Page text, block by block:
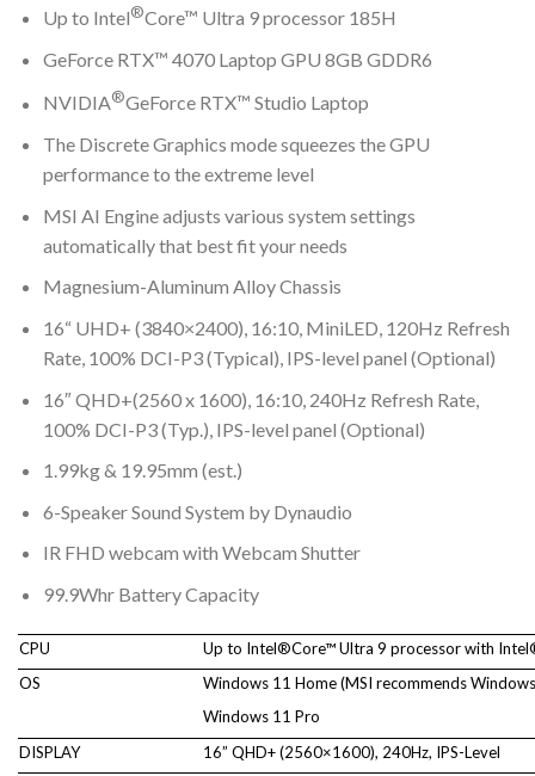
Up to Intel®Core™ Ultra 9 processor 185H
GeForce RTX™ 4070 Laptop GPU 8GB GDDR6
NVIDIA®GeForce RTX™ Studio Laptop
The Discrete Graphics mode squeezes the GPU
performance to the extreme level
MSI AI Engine adjusts various system settings
automatically that best fit your needs
Magnesium-Aluminum Alloy Chassis
16“ UHD+ (3840×2400), 16:10, MiniLED, 120Hz Refresh
Rate, 100% DCI-P3 (Typical), IPS-level panel (Optional)
16″ QHD+(2560 x 1600), 16:10, 240Hz Refresh Rate,
100% DCI-P3 (Typ.), IPS-level panel (Optional)
1.99kg & 19.95mm (est.)
6-Speaker Sound System by Dynaudio
IR FHD webcam with Webcam Shutter
99.9Whr Battery Capacity
CPU
Up to Intel®Core™ Ultra 9 processor with
OS
Windows 11 Home (MSI recommends
Windows 11 Pro
DISPLAY
16” QHD+ (2560×1600), 240Hz, IPS-Level